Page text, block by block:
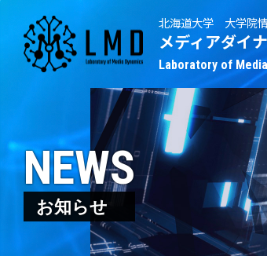
北海道大学 大学院
メディアダイ
Laboratory of
NEWS
お知らせ